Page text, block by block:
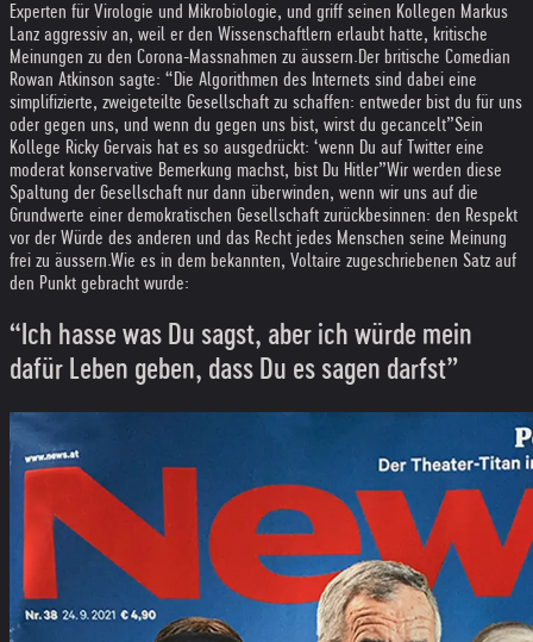
Experten für Virologie und Mikrobiologie, und griff seinen Kollegen Markus
Lanz aggressiv an, weil er den Wissenschaftlern erlaubt hatte, kritische
Meinungen zu den Corona-Massnahmen zu äussern. Der britische Comedian
Rowan Atkinson sagte: “Die Algorithmen des Internets sind dabei eine
simplifizierte, zweigeteilte Gesellschaft zu schaffen: entweder bist du für uns
oder gegen uns, und wenn du gegen uns bist, wirst du gecancelt”Sein
Kollege Ricky Gervais hat es so ausgedrückt: ‘wenn Du auf Twitter eine
moderat konservative Bemerkung machst, bist Du Hitler”Wir werden diese
Spaltung der Gesellschaft nur dann überwinden, wenn wir uns auf die
Grundwerte einer demokratischen Gesellschaft zurückbesinnen: den Respekt
vor der Würde des anderen und das Recht jedes Menschen seine Meinung
frei zu äussern.Wie es in dem bekannten, Voltaire zugeschriebenen Satz auf
den Punkt gebracht wurde:
“Ich hasse was Du sagst, aber ich würde mein
dafür Leben geben, dass Du es sagen darfst”